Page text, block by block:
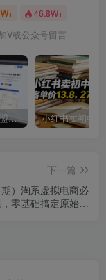
46.8W+
V或公众号留言
Adxkit国外广告联盟系统，一天上500+广告，让你的投放更加高效简单！
下一篇
期）淘系虚拟电商必
零基础搞定原始积